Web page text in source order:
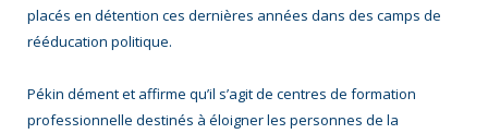
placés en détention ces dernières années dans des camps de
rééducation politique.
Pékin dément et affirme qu’il s’agit de centres de formation
professionnelle destinés à éloigner les personnes de la